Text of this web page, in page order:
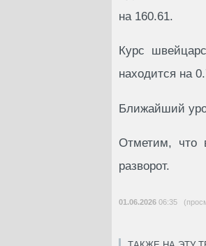
на 160.61.
Курс
находится на
Ближайший
Отметим, что
разворот.
01.06.2026 06:35